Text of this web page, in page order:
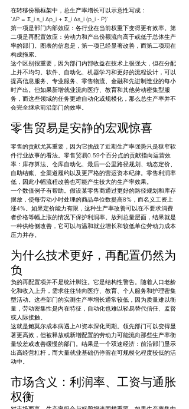
在转移份额框架中，总生产率增长可以示意性写成：
`ΔP = Σ_i s_i Δp_i + Σ_i Δs_i (p_i - P)`
第一项是部门内部效应：各行业在当前权重下变得更有效率。第
二项是再配置效应：劳动力和产出份额流向高于或低于总体生产
率的部门。图表的信息是，第一项已经显著改善，而第二项现在
构成拖累。
这个区别很重要，因为部门内部收益在技术上很强大，但在分配
上并不均匀。软件、自动化、机器学习和更好的流程设计，可以
提高信息服务、专业服务、零售物流、金融和先进制造业的每小
时产出。但如果新增就业流向医疗、教育和其他劳动密集型服
务，而这些领域的任务更难自动化或规模化，那么总生产率并不
会完全继承前沿部门的效率。
零售贸易是安静的宏观惊喜
零售的贡献尤其重要，因为它挑战了近期生产率强势只是狭窄软
件行业故事的看法。零售贸易0.59个百分点的贡献指向运营效
率：库存算法、仓库自动化、最后一公里路径规划、动态定价、
自助结账、全渠道履约以及更严格的营运资本纪律。零售利润率
低，因此小幅流程改善也可能产生较大的生产率效果。
一个数值例子有帮助。假设某零售商通过更好的路径规划和库存
摆放，使每劳动小时处理的商品单位数提高8%，而名义工资上
涨4%。如果定价能力有限，这种生产率改善可以在不要求消费
者价格等幅上涨的情况下保护利润率。放到总量层面，结果就是
一种供给侧改善，它可以与温和就业增长和较低单位劳动力成本
压力并存。
为什么技术更好，再配置仍然为
负
负的再配置项并不是统计脚注。它是结构性警告。随着人口老龄
化和收入上升，需求往往转向医疗、教育、个人服务和护理密集
型活动。这些部门的实测生产率增长通常较低，因为质量难以衡
量，劳动密集性是内在特征，自动化也难以轻易替代信任、监督
或人际接触。
这就是鲍莫尔成本病遇上AI资本深化周期。领先部门可以变得显
著更高效，但被释放或新增配置的劳动力可能流向那些生产率衡
量较差或改善缓慢的部门。结果是一个双速经济：前沿部门显示
出高经营杠杆，而大量就业基础仍停留在可规模化程度较低的活
动中。
市场含义：利润率、工资与通胀
权衡